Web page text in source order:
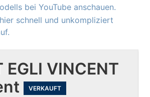
bei YouTube anschauen.
schnell und unkompliziert
EGLI VINCENT
VERKAUFT